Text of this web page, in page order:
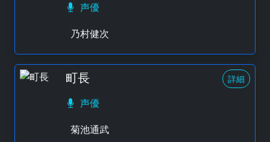
声優
乃村健次
町長 詳細
声優
菊池通武